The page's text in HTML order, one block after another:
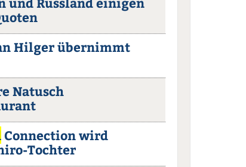
Hilger übernimmt
Natusch
Connection wird
Tochter